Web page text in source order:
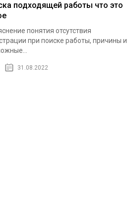
подходящей работы что это
понятия отсутствия
при поиске работы, причины и
31.08.2022